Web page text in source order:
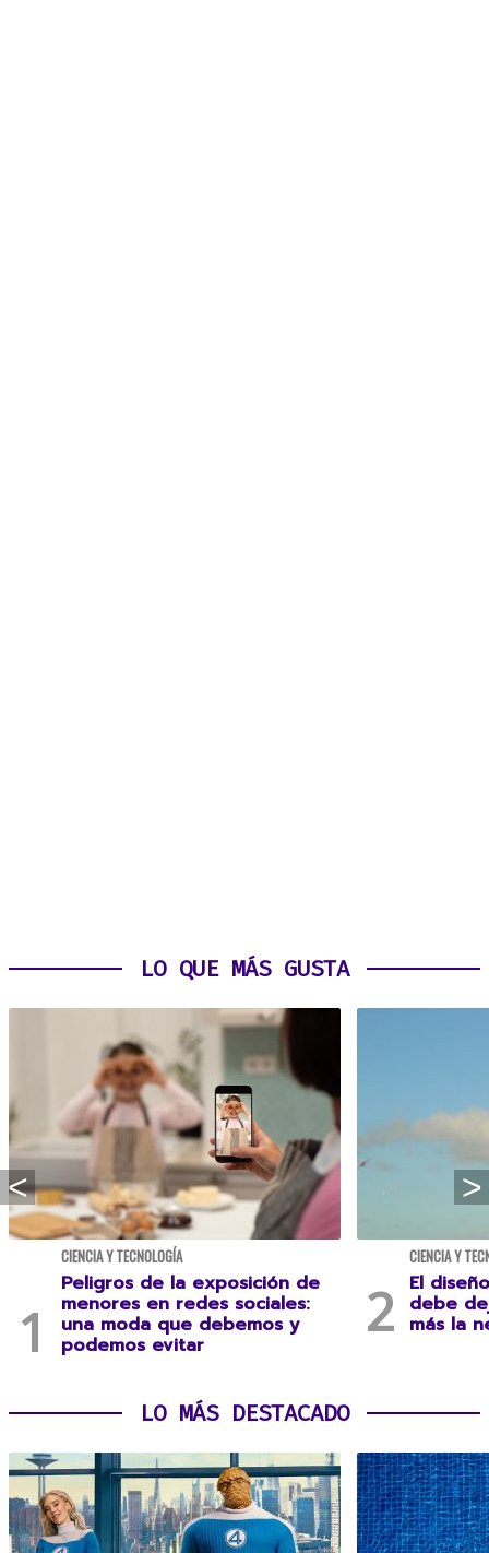
LO QUE MÁS GUSTA
CIENCIA Y TECNOLOGÍA
Peligros de la exposición de
menores en redes sociales:
una moda que debemos y
podemos evitar
CIENCIA Y
El
debe
más la
LO MÁS DESTACADO